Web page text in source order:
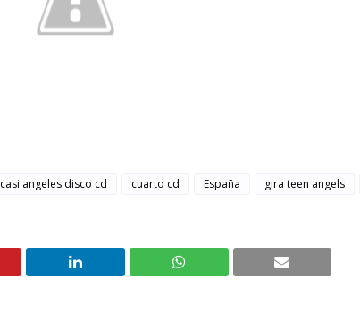
casi angeles disco cd cuarto cd España gira teen angels